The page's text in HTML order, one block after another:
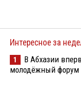
Интересное за
1
В Абхазии
молодёжный форум